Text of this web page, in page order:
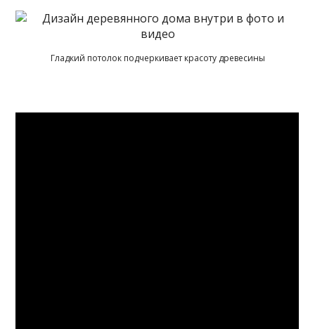
Гладкий потолок подчеркивает красоту древесины